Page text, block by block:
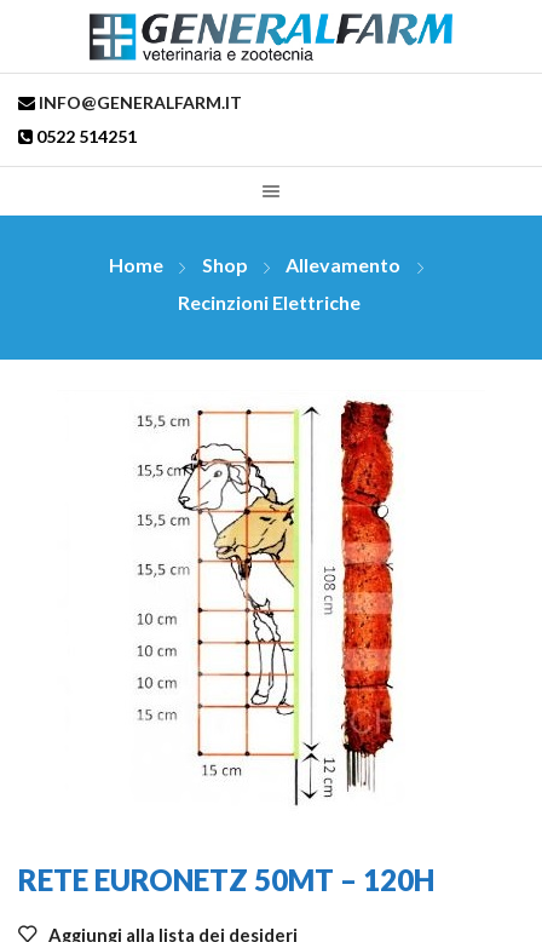
INFO@GENERALFARM.IT
0522 514251
Home Shop
Allevamento
Recinzioni Elettriche
RETE EURONETZ 50MT – 120H
Aggiungi alla lista dei desideri